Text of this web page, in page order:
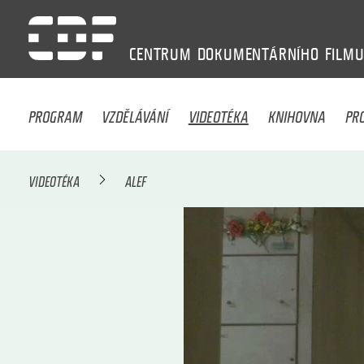
CENTRUM DOKUMENTÁRNÍHO FILMU
PROGRAM VZDĚLÁVÁNÍ VIDEOTÉKA KNIHOVNA
VIDEOTÉKA ALEF